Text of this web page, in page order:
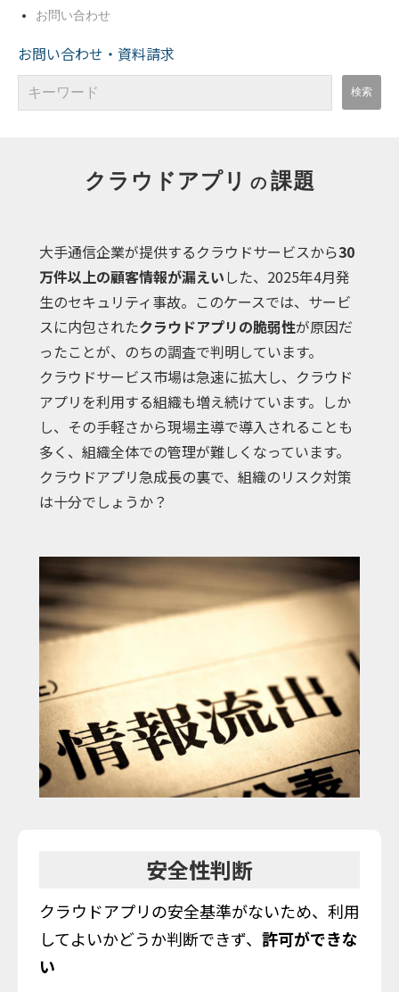
お問い合わせ
お問い合わせ・資料請求
クラウドアプリ の 課題
大手通信企業が提供するクラウドサービスから30
万件以上の顧客情報が漏えい した、2025年4月発
生のセキュリティ事故。このケースでは、サービ
スに内包されたクラウドアプリの脆弱性が原因だ
ったことが、のちの調査で判明しています。
クラウドサービス市場は急速に拡大し、クラウド
アプリを利用する組織も増え続けています。しか
し、その手軽さから現場主導で導入されることも
多く、組織全体での管理が難しくなっています。
クラウドアプリ急成長の裏で、組織のリスク対策
は十分でしょうか？
安全性判断
クラウドアプリの安全基準がないため、利用
してよいかどうか判断できず、 許可ができな
い